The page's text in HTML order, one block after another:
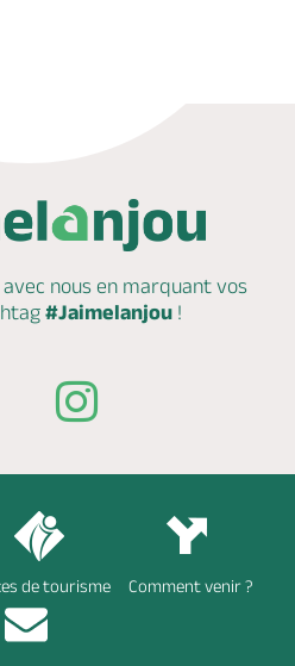
nous en marquantvos
#Jaimelanjou !
de tourisme Comment venir ?